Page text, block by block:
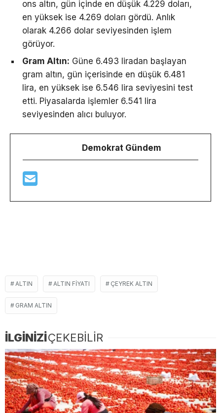
ons altın, gün içinde en düşük 4.229 doları,
en yüksek ise 4.269 doları gördü. Anlık
olarak 4.266 dolar seviyesinden işlem
görüyor.
Gram Altın: Güne 6.493 liradan başlayan
gram altın, gün içerisinde en düşük 6.481
lira, en yüksek ise 6.546 lira seviyesini test
etti. Piyasalarda işlemler 6.541 lira
seviyesinden alıcı buluyor.
Demokrat Gündem
ALTIN ALTIN FIYATI ÇEYREK ALTIN
GRAM ALTIN
İLGİNİZİÇEKEBİLİR